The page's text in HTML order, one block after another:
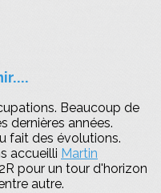
Beaucoup de
dernières années.
fait des évolutions.
accueilli Martin
pour un tour d'horizon
autre.